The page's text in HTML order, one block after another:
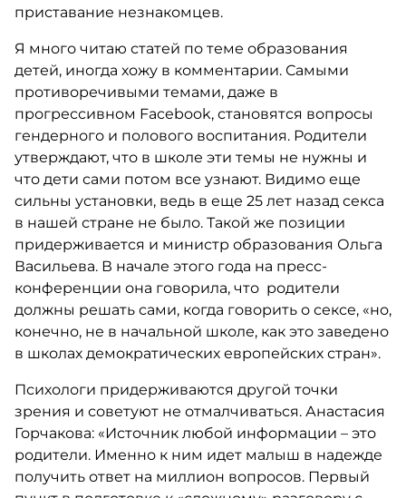
приставание незнакомцев.
Я много читаю статей по теме образования
детей, иногда хожу в комментарии. Самыми
противоречивыми темами, даже в
прогрессивном Facebook, становятся вопросы
гендерного и полового воспитания. Родители
утверждают, что в школе эти темы не нужны и
что дети сами потом все узнают. Видимо еще
сильны установки, ведь в еще 25 лет назад секса
в нашей стране не было. Такой же позиции
придерживается и министр образования Ольга
Васильева. В начале этого года на пресс-
конференции она говорила, что родители
должны решать сами, когда говорить о сексе, «но,
конечно, не в начальной школе, как это заведено
в школах демократических европейских стран».
Психологи придерживаются другой точки
зрения и советуют не отмалчиваться. Анастасия
Горчакова: «Источник любой информации – это
родители. Именно к ним идет малыш в надежде
получить ответ на миллион вопросов. Первый